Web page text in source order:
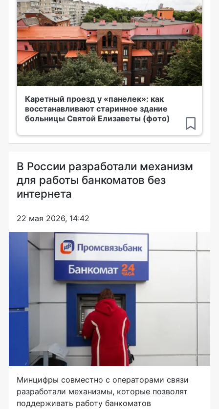
Каретный проезд у «панелек»: как
восстанавливают старинное здание
больницы Святой Елизаветы (фото)
В России разработали механизм
для работы банкоматов без
интернета
22 мая 2026, 14:42
Минцифры совместно с операторами связи
разработали механизмы, которые позволят
поддерживать работу банкоматов